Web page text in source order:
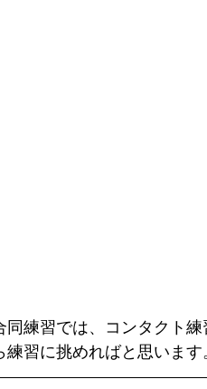
同練習では、コンタクト
習に挑めればと思います